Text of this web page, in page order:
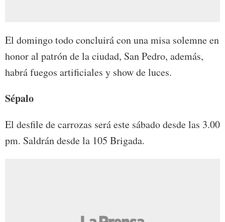
El domingo todo concluirá con una misa solemne en
honor al patrón de la ciudad, San Pedro, además,
habrá fuegos artificiales y show de luces.
Sépalo
El desfile de carrozas será este sábado desde las 3.00
pm. Saldrán desde la 105 Brigada.